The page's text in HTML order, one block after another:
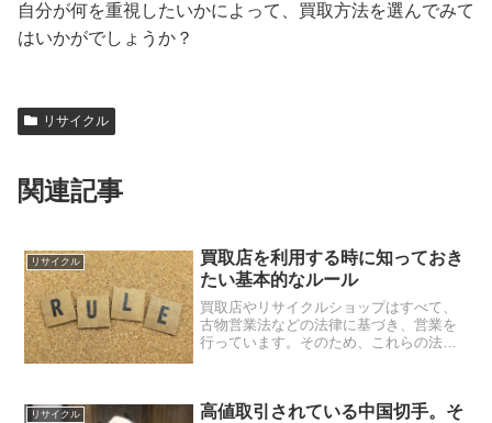
自分が何を重視したいかによって、買取方法を選んでみて
はいかがでしょうか？
リサイクル
関連記事
リサイクル
買取店を利用する時に知っておき
たい基本的なルール
買取店やリサイクルショップはすべて、
古物営業法などの法律に基づき、営業を
行っています。そのため、これらの法律
本的なルールを紹介しま...
リサイクル
高値取引されている中国切手。そ